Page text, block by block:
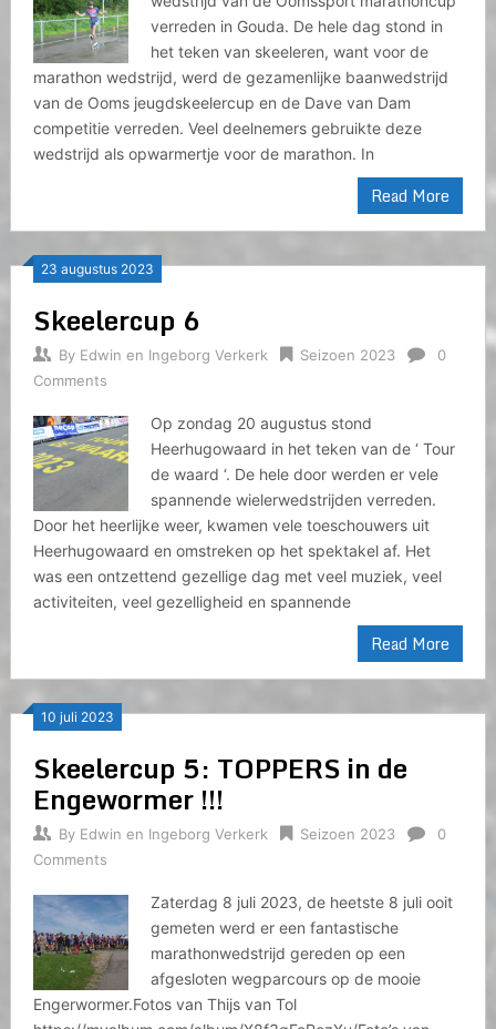
verreden in Gouda. De hele dag stond in
het teken van skeeleren, want voor de
marathon wedstrijd, werd de gezamenlijke baanwedstrijd
van de Ooms jeugdskeelercup en de Dave van Dam
competitie verreden. Veel deelnemers gebruikte deze
wedstrijd als opwarmertje voor de marathon. In
Read More
23 augustus 2023
Skeelercup 6
By Edwin en Ingeborg Verkerk Seizoen 2023
0
Comments
Op zondag 20 augustus stond
Heerhugowaard in het teken van de ‘ Tour
de waard ‘. De hele door werden er vele
spannende wielerwedstrijden verreden.
Door het heerlijke weer, kwamen vele toeschouwers uit
Heerhugowaard en omstreken op het spektakel af. Het
was een ontzettend gezellige dag met veel muziek, veel
activiteiten, veel gezelligheid en spannende
Read More
10 juli 2023
Skeelercup 5: TOPPERS in de
Engewormer !!!
By Edwin en Ingeborg Verkerk Seizoen 2023
0
Comments
Zaterdag 8 juli 2023, de heetste 8 juli ooit
gemeten werd er een fantastische
marathonwedstrijd gereden op een
afgesloten wegparcours op de mooie
Engerwormer.Fotos van Thijs van Tol